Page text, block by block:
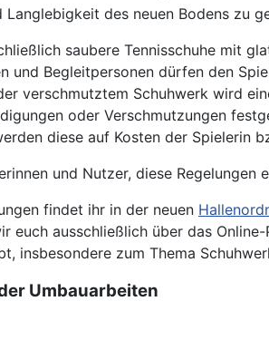
Langlebigkeit des neuen Bodens zu
saubere Tennisschuhe mit
und Begleitpersonen dürfen den
verschmutztem Schuhwerk wird
oder Verschmutzungen
diese auf Kosten der Spielerin
und Nutzer, diese Regelungen
findet ihr in der neuen
euch ausschließlich über das Online-
insbesondere zum Thema
Umbauarbeiten